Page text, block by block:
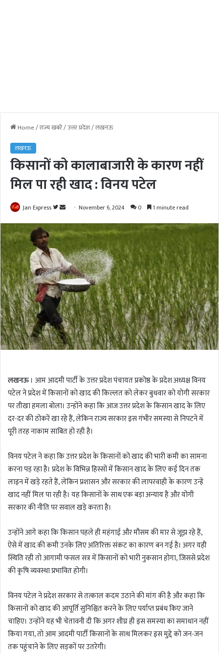
Home/राज्य खबरें/उत्तर प्रदेश/लखनऊ
लखनऊ
किसानों को कालाबाजारी के कारण नहीं
मिल पा रही खाद : विनय पटेल
Jan Express
F
l
o
w
o
n
T
w
i
t
t
n
d
a
n
e
m
a
i
l
November 6, 2024 0 1 minute read
लखनऊ । आम आदमी पार्टी के उत्तर प्रदेश पंचायत प्रकोष्ठ के प्रदेश अध्यक्ष विनय
पटेल ने प्रदेश में किसानों को खाद की किल्लत को लेकर बुधवार को योगी सरकार
पर तीखा हमला बोला। उन्होंने कहा कि आज उत्तर प्रदेश के किसान खाद के लिए
दर-दर की ठोकरें खा रहे हैं, लेकिन राज्य सरकार इस गंभीर समस्या से निपटने में
पूरी तरह नाकाम साबित हो रही है।
विनय पटेल ने कहा कि उत्तर प्रदेश के किसानों को खाद की भारी कमी का सामना
करना पड़ रहा है। प्रदेश के विभिन्न हिस्सों में किसान खाद के लिए कई दिन तक
लाइन में खड़े रहते हैं, लेकिन प्रशासन और सरकार की लापरवाही के कारण उन्हें
खाद नहीं मिल पा रही है। यह किसानों के साथ एक बड़ा अन्याय है और योगी
सरकार की नीति पर सवाल खड़े करता है।
उन्होंने आगे कहा कि किसान पहले ही महंगाई और मौसम की मार से जूझ रहे हैं,
ऐसे में खाद की कमी उनके लिए अतिरिक्त संकट का कारण बन गई है। अगर यही
स्थिति रही तो आगामी फसल सत्र में किसानों को भारी नुकसान होगा, जिससे प्रदेश
की कृषि व्यवस्था प्रभावित होगी।
विनय पटेल ने प्रदेश सरकार से तत्काल कदम उठाने की मांग की है और कहा कि
किसानों को खाद की आपूर्ति सुनिश्चित करने के लिए पर्याप्त प्रबंध किए जाने
चाहिए। उन्होंने यह भी चेतावनी दी कि अगर शीघ्र ही इस समस्या का समाधान नहीं
किया गया, तो आम आदमी पार्टी किसानों के साथ मिलकर इस मुद्दे को जन-जन
तक पहुंचाने के लिए सड़कों पर उतरेगी।